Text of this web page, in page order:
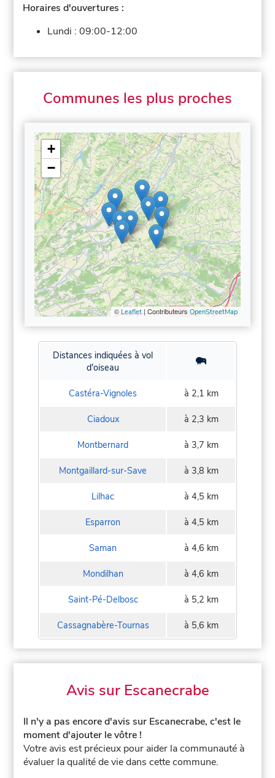
Horaires d'ouvertures :
Lundi :09:00-12:00
Communes les plus proches
+
−
© Leaflet| Contributeurs OpenStreetMap
Distances indiquées à vol
d'oiseau
Castéra-Vignoles à 2,1 km
Ciadoux à 2,3 km
Montbernard à 3,7 km
Montgaillard-sur-Save à 3,8 km
Lilhac à 4,5 km
Esparron à 4,5 km
Saman à 4,6 km
Mondilhan à 4,6 km
Saint-Pé-Delbosc à 5,2 km
Cassagnabère-Tournas à 5,6 km
Avis sur Escanecrabe
Il n'y a pas encore d'avis sur Escanecrabe, c'est le
moment d'ajouter le vôtre !
Votre avis est précieux pour aider la communauté à
évaluer la qualité de vie dans cette commune.